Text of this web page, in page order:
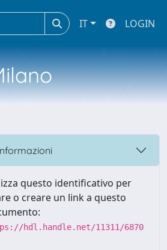
IT LOGIN
questo identificativo per
o creare un link a questo
hdl.handle.net/11311/6870